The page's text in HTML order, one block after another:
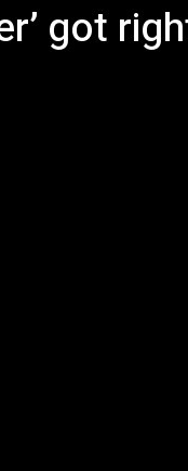
got